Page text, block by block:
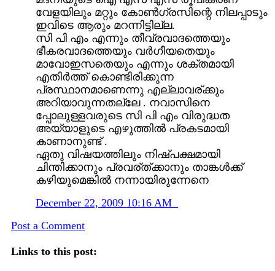
വേളയിലും മറ്റും കോണ്‍ഗ്രസിന്റെ നിലപ്പാടും
ഇവിടെ ആരും മറന്നിട്ടില്ല.
സി പി എം എന്നും തീവ്രവാദത്തെയും
ഭീകരവാദത്തെയും വര്‍ഗീയതെയും
മാവോഇസതെയും എന്നും ശക്തമായി
എതിര്‍ത്ത് കൊണ്ടിരിക്കുന്ന
പ്രസ്ഥാനമാണെന്നു എല്ലാവര്ക്കും
അറിയാവുന്നതല്ലേ . നവാസിനെ
പ്പോലുള്ളവരുടെ സി പി എം വിരുദ്ധത
അയ്യാളുടെ എഴുത്തില്‍ പ്രകടമായി
കാണാനുണ്ട് .
ഏതു വിഷയത്തിലും നിഷ്പക്ഷമായി
ചിന്തിക്കാനും പ്രവര്ത്ക്കാനും താങ്കള്‍ക്ക്
കഴിയുമെങ്കില്‍ നന്നായിരുന്നേനെ
December 22, 2009 10:16 AM
Post a Comment
Links to this post: